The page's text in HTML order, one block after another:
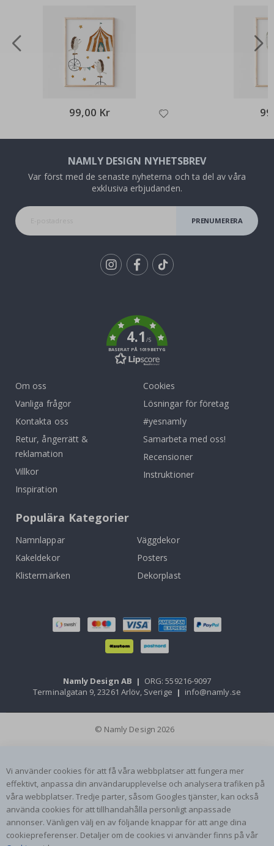
99,00 Kr
NAMLY DESIGN NYHETSBREV
Var först med de senaste nyheterna och ta del av våra
exklusiva erbjudanden.
PRENUMERERA
4.1/5
BASERAT PÅ 1019 BETYG
Om oss
Vanliga frågor
Kontakta oss
Retur, ångerrätt &
reklamation
Villkor
Inspiration
Cookies
Lösningar för företag
#yesnamly
Samarbeta med oss!
Recensioner
Instruktioner
Populära Kategorier
Namnlappar
Väggdekor
Kakeldekor
Posters
Klistermärken
Dekorplast
Namly Design AB | ORG: 559216-9097
Terminalgatan 9, 23261 Arlöv, Sverige | info@namly.se
© Namly Design 2026
Vi använder cookies för att få våra webbplatser att fungera mer
effektivt, anpassa din användarupplevelse och analysera trafiken på
våra webbplatser. Tredje parter, såsom Googles tjänster, kan också
använda cookies för att tillhandahålla personligt anpassade
annonser. Vänligen välj en av följande knappar för att ange dina
cookiepreferenser. Detaljer om de cookies vi använder finns på vår